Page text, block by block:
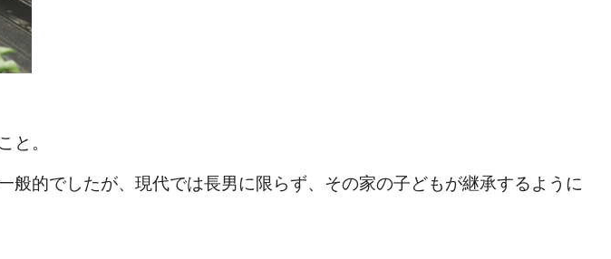
と。
的でしたが、現代では長男に限らず、その家の子どもが継承するように